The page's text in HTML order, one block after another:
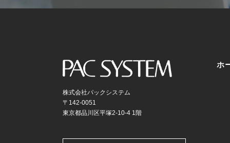
株式会社パックシステム
〒142-0051
東京都品川区平塚2-10-4 1階
ホ